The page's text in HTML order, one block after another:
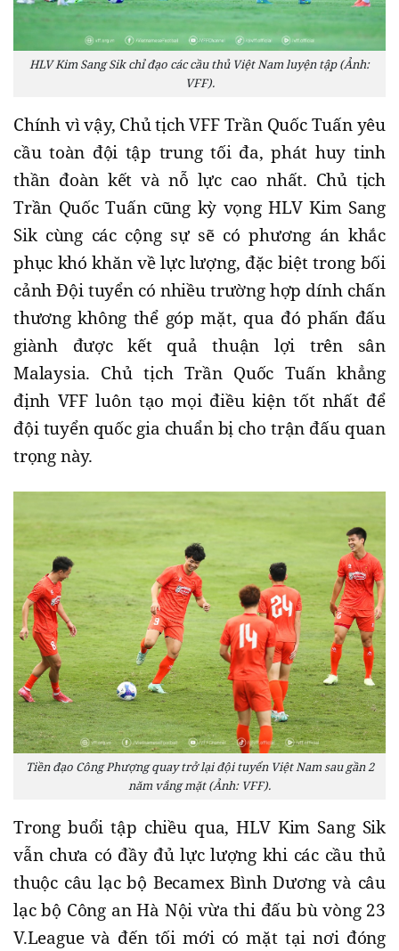
HLV Kim Sang Sik chỉ đạo các cầu thủ Việt Nam luyện tập (Ảnh:
VFF).
Chính vì vậy, Chủ tịch VFF Trần Quốc Tuấn yêu
cầu toàn đội tập trung tối đa, phát huy tinh
thần đoàn kết và nỗ lực cao nhất. Chủ tịch
Trần Quốc Tuấn cũng kỳ vọng HLV Kim Sang
Sik cùng các cộng sự sẽ có phương án khắc
phục khó khăn về lực lượng, đặc biệt trong bối
cảnh Đội tuyển có nhiều trường hợp dính chấn
thương không thể góp mặt, qua đó phấn đấu
giành được kết quả thuận lợi trên sân
Malaysia. Chủ tịch Trần Quốc Tuấn khẳng
định VFF luôn tạo mọi điều kiện tốt nhất để
đội tuyển quốc gia chuẩn bị cho trận đấu quan
trọng này.
Tiền đạo Công Phượng quay trở lại đội tuyển Việt Nam sau gần 2
năm vắng mặt (Ảnh: VFF).
Trong buổi tập chiều qua, HLV Kim Sang Sik
vẫn chưa có đầy đủ lực lượng khi các cầu thủ
thuộc câu lạc bộ Becamex Bình Dương và câu
lạc bộ Công an Hà Nội vừa thi đấu bù vòng 23
V.League và đến tối mới có mặt tại nơi đóng